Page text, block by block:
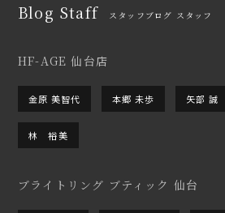
Blog Staff スタッフブログ スタッフ
HF-AGE 仙台店
金原 美智代 本郷 未歩 矢部 誠
林 裕美
ブライトリング ブティック 仙台